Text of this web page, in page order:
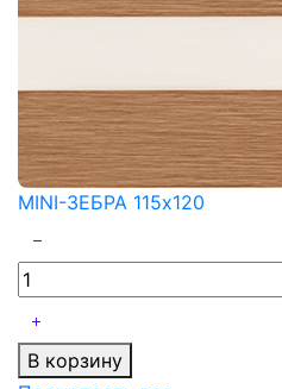
MINI-ЗЕБРА 115x120
В корзину